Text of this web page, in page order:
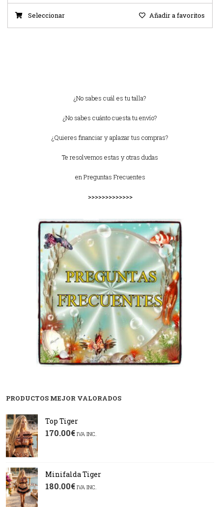
Seleccionar Añadir a favoritos
¿No sabes cuál es tu talla?
¿No sabes cuánto cuesta tu envío?
¿Quieres financiar y aplazar tus compras?
Te resolvemos estas y otras dudas
enPreguntas Frecuentes
>>>>>>>>>>>>>
PRODUCTOS MEJOR VALORADOS
Top Tiger
170.00€ IVA INC.
Minifalda Tiger
180.00€ IVA INC.